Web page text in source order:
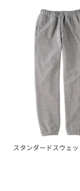
スタンダードスウェッ